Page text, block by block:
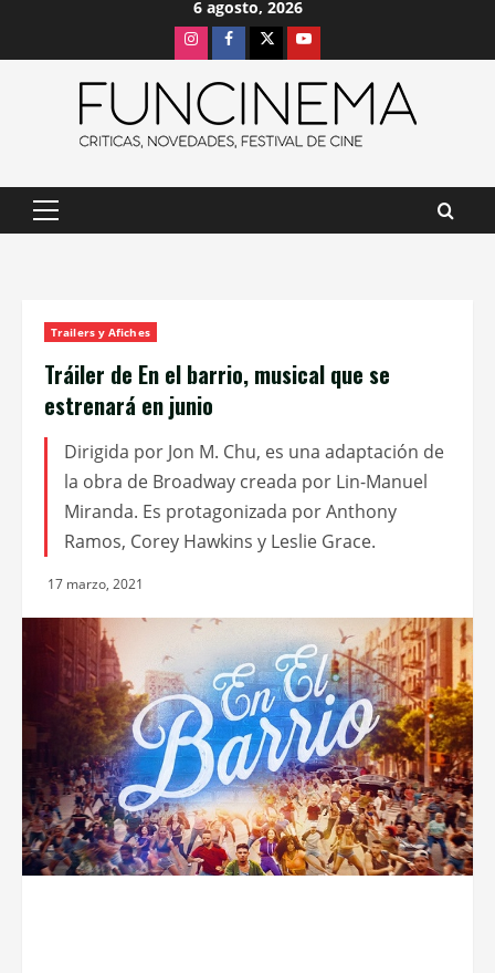
6 agosto, 2026
InstagramFacebook
X Youtube
Menú
Trailers y Afiches
Tráiler de En el barrio, musical que se
estrenará en junio
Dirigida por Jon M. Chu, es una adaptación de
la obra de Broadway creada por Lin-Manuel
Miranda. Es protagonizada por Anthony
Ramos, Corey Hawkins y Leslie Grace.
17 marzo, 2021